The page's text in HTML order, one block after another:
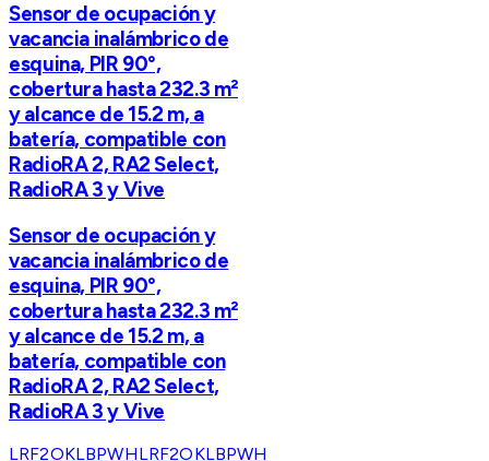
Sensor de ocupación y
vacancia inalámbrico de
esquina, PIR 90°,
cobertura hasta 232.3 m²
y alcance de 15.2 m, a
batería, compatible con
RadioRA 2, RA2 Select,
RadioRA 3 y Vive
Sensor de ocupación y
vacancia inalámbrico de
esquina, PIR 90°,
cobertura hasta 232.3 m²
y alcance de 15.2 m, a
batería, compatible con
RadioRA 2, RA2 Select,
RadioRA 3 y Vive
LRF2OKLBPWHLRF2OKLBPWH